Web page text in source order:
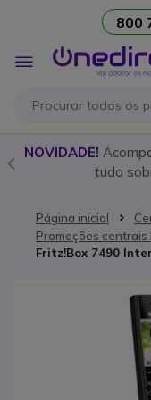
800
Alternar
Nav
NOVIDADE!
tudo
Página inicial
Promoções centrais
Fritz!Box 7490